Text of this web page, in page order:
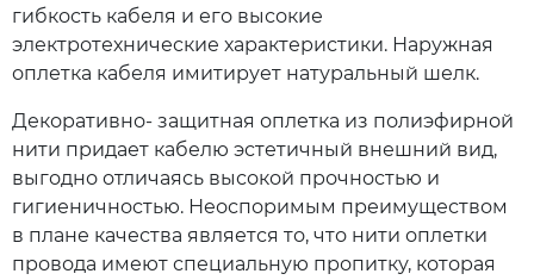
гибкость кабеля и его высокие
электротехнические характеристики. Наружная
оплетка кабеля имитирует натуральный шелк.
Декоративно- защитная оплетка из полиэфирной
нити придает кабелю эстетичный внешний вид,
выгодно отличаясь высокой прочностью и
гигиеничностью. Неоспоримым преимуществом
в плане качества является то, что нити оплетки
провода имеют специальную пропитку, которая